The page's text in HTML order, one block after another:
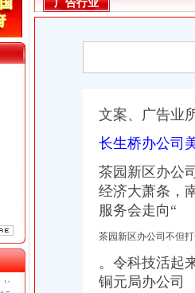
进出口权）
10万 （工商注册）
工商注册）
万 （进出口权）
广告行业
文案、广告业
长生桥办公司
茶园新区办公
经济大萧条，
服务会走向“
茶园新区办公司不但
。令科技活起
铜元局办公司